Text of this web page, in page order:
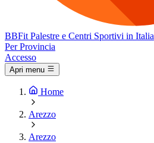
BBFit Palestre e Centri Sportivi in Italia
Per Provincia
Accesso
Apri menu
Home
Arezzo
Arezzo